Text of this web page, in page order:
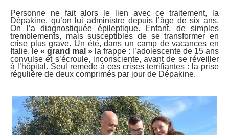
Personne ne fait alors le lien avec ce traitement, la
Dépakine, qu’on lui administre depuis l’âge de six ans.
On l’a diagnostiquée épileptique. Enfant, de simples
tremblements, mais susceptibles de se transformer en
crise plus grave. Un été, dans un camp de vacances en
Italie, le « grand mal » la frappe : l’adolescente de 15 ans
convulse et s’écroule, inconsciente, avant de se réveiller
à l’hôpital. Seul remède à ces crises terrifiantes : la prise
régulière de deux comprimés par jour de Dépakine.